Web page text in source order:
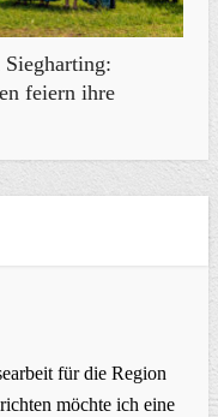
Siegharting:
feiern ihre
für die Region
möchte ich eine